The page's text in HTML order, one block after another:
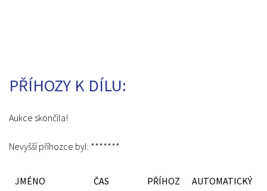
PŘÍHOZY K DÍLU:
Aukce skončila!
Nevyšší příhozce byl: *******
JMÉNO
ČAS
PŘÍHOZ AUTOMATICKÝ